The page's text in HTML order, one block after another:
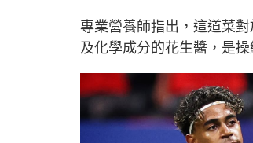
專業營養師指出，這道菜
及化學成分的花生醬，是